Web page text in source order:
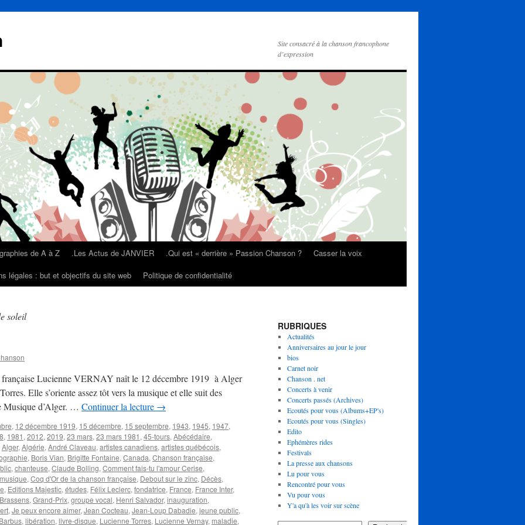
Site consacré à la chanson francophone
d’expression
de A à Z .Les Actus de JANVIER .Qui est « derrière » Passion Chanson ?
Casser la voix
légales : but et objectifs du site web Politique de confidentialité
soleil
française Lucienne VERNAY naît le 12 décembre 1919 à Alger
Elle s’oriente assez tôt vers la musique et elle suit des
Musique d’Alger. … Continuer la lecture →
, 12 décembre 1919, 15 décembre, 15 septembre, 1943, 1945, 1947,
, 1981 , 2012, 2019, 23 mars, 23 mars 1981 , 45-tours, Abécédaire,
Alger, Algérie, André Claveau, artistes canadiens, artistes québécois,
, Boris Vian, Brigitte Fontaine, Canada, Chanson française,
, chanteuse, Claude Bolling, Comment fais-tu l'amour Cerise,
, Coq d'Or de la chanson française, Debout sur le zinc, Décès,
, Editions Majestic, études, Félix Leclerc, fondatrice, France, France Inter,
, Grand-Prix, groupe vocal, Henri Salvador, inauguration,
, Je peux encore aimer, Jean Cocteau, Jean-Loup Dabadie, jeune public,
, libération, livre-disque, Lucienne Torres, Lucienne Vernay, maladie,
RUBRIQUES
Actualités
Anniversaires au jour le jour
bios
Carnet noir
Chanson . net
Concerts à venir
Concerts passés (Archives)
Ecoutés pour vous (Albums+EP's)
Ecoutés pour vous (Singles)
Edito
Ephémères rides
Festivals
La presse aux chansons
Lu pour vous
Rencontré pour vous
Vu pour vous
Y'a qu'à les voir sur scène